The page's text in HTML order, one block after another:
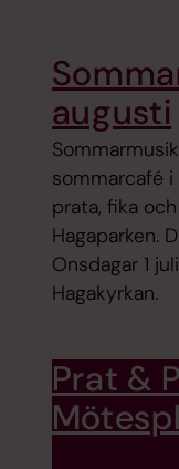
augusti
sommarcafé i
prata, fika
Hagaparken.
Onsdagar 1
Hagakyrkan.
Prat &